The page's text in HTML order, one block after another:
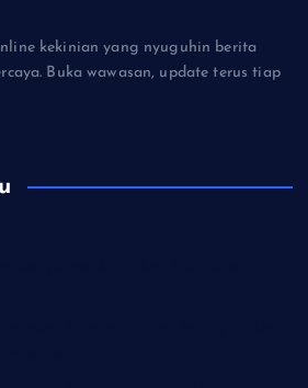
kekinian yang nyuguhin berita
Buka wawasan, update terus tiap